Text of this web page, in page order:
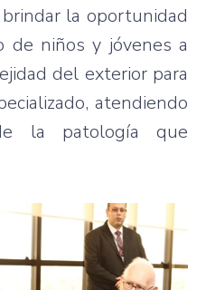
la oportunidad
de niños y jóvenes a
del exterior para
atendiendo
la patología que